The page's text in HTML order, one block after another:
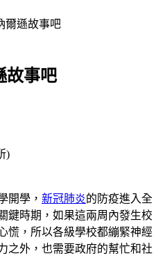
爾遜故事吧
故事吧
開學， 新冠肺炎的防疫進入全
鍵時期，如果這兩周內發生校
慌，所以各級學校都繃緊神經
之外，也需要政府的幫忙和社